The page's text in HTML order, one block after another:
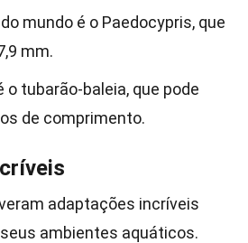
mundo é o Paedocypris, que
mm.
o tubarão-baleia, que pode
de comprimento.
adaptações incríveis
ambientes aquáticos.